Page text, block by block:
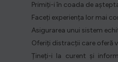
Primiți-i în coada de
Faceți experiența lor mai
Asigurarea unui sistem
Oferiți distracții care oferă
Țineți-i la curent și